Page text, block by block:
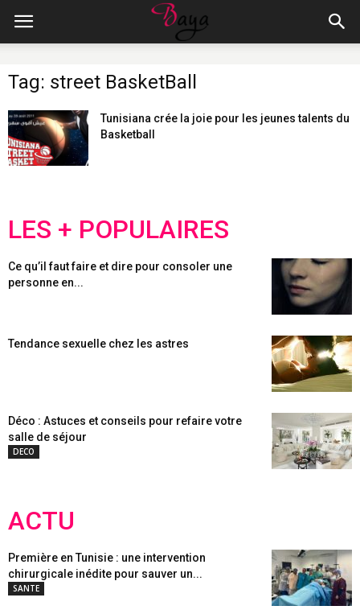
Tag: street BasketBall
Tunisiana crée la joie pour les jeunes talents du
Basketball
LES + POPULAIRES
Ce qu’il faut faire et dire pour consoler une
personne en...
Tendance sexuelle chez les astres
Déco : Astuces et conseils pour refaire votre
salle de séjour
DECO
ACTU
Première en Tunisie : une intervention
chirurgicale inédite pour sauver un...
SANTE